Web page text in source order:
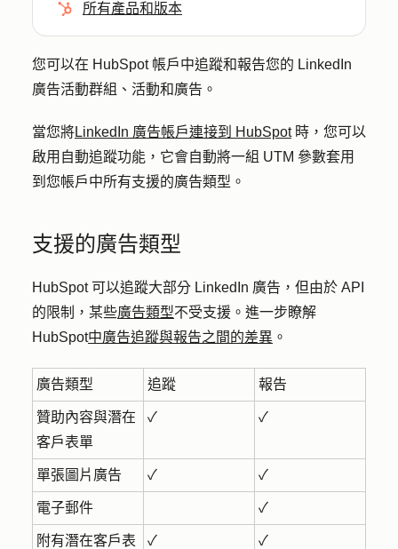
所有產品和版本
您可以在 HubSpot 帳戶中追蹤和報告您的 LinkedIn
廣告活動群組、活動和廣告。
當您將LinkedIn 廣告帳戶連接到 HubSpot時，您可以
啟用自動追蹤功能，它會自動將一組 UTM 參數套用
到您帳戶中所有支援的廣告類型。
支援的廣告類型
HubSpot 可以追蹤大部分 LinkedIn 廣告，但由於 API
的限制，某些廣告類型不受支援。進一步瞭解
HubSpot中廣告追蹤與報告之間的差異 。
廣告類型 追蹤 報告
贊助內容與潛在
客戶表單
✓ ✓
單張圖片廣告 ✓ ✓
電子郵件 ✓
附有潛在客戶表
✓ ✓